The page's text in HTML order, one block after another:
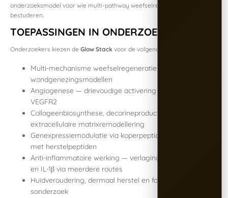
onderzoeksmodel voor wie multi-pathway weefselregeneratie wil
bestuderen.
TOEPASSINGEN IN ONDERZOEK
Onderzoekers kiezen de Glow Stack voor de volgende studiegebieden:
Multi-mechanisme weefselregeneratie en
wondgenezingsmodellen
Angiogenese — drievoudige activering via VEGF, ILK en
VEGFR2
Collageenbiosynthese, decorineproductie en
extracellulaire matrixremodellering
Genexpressiemodulatie via koper­peptide in combinatie
met herstelpeptiden
Anti-inflammatoire werking — verlaging van TNF-α, IL-6
en IL-1β via meerdere routes
Huidveroudering, dermaal herstel en fotoveroudering­
sonderzoek